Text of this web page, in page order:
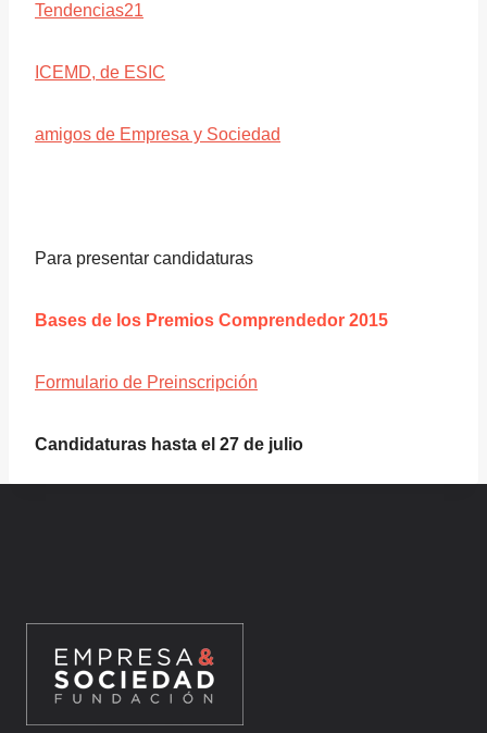
Tendencias21
ICEMD, de ESIC
amigos de Empresa y Sociedad
Para presentar candidaturas
Bases de los Premios Comprendedor 2015
Formulario de Preinscripción
Candidaturas hasta el 27 de julio